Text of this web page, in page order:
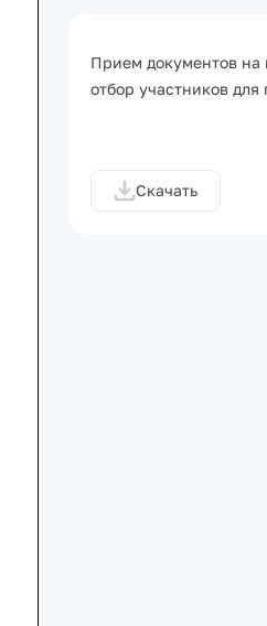
Прием документов
отбор участников для
Скачать